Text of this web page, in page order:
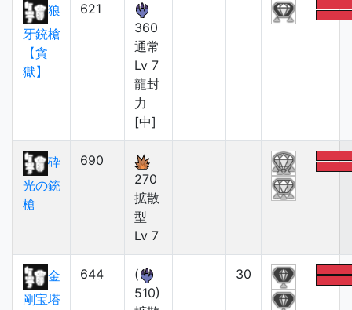
狼
牙銃槍
【貪
獄】
621
360
通常
Lv 7
龍封
力
[中]
砕
光の銃
槍
690
270
拡散
型
Lv 7
金
剛宝塔
644
(
510)
30